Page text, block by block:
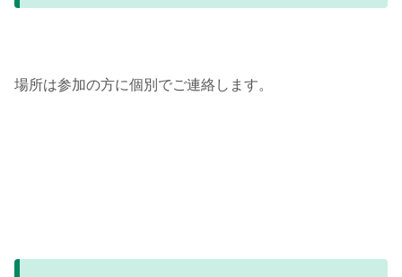
場所は参加の方に個別でご連絡します。